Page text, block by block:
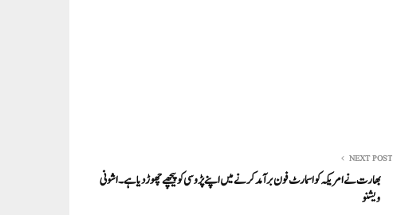
NEXT POST
بھارت نے امریکہ کو اسمارٹ فون برآمد کرنے میں اپنے پڑوسی کو پیچھے چھوڑ دیا ہے۔ اشونی
ویشنو